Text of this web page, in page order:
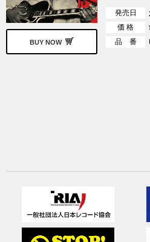
BUY NOW
発売日
価 格
品 番